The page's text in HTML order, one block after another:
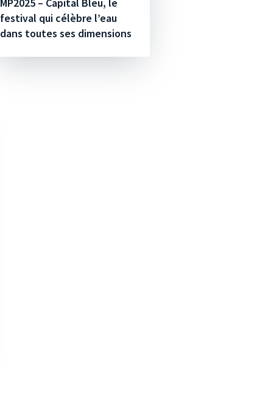
festival qui célèbre l’eau
dans toutes ses dimensions